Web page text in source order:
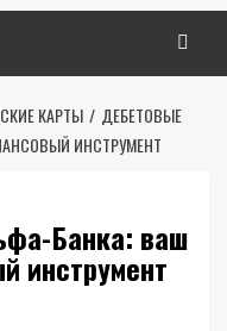
КАРТЫ
ДЕБЕТОВЫЕ
ИНСТРУМЕНТ
Банка: ваш
инструмент